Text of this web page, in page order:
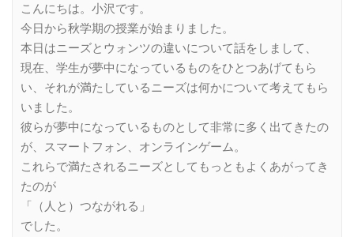
こんにちは。小沢です。
今日から秋学期の授業が始まりました。
本日はニーズとウォンツの違いについて話をしまして、
現在、学生が夢中になっているものをひとつあげてもら
い、それが満たしているニーズは何かについて考えてもら
いました。
彼らが夢中になっているものとして非常に多く出てきたの
が、スマートフォン、オンラインゲーム。
これらで満たされるニーズとしてもっともよくあがってき
たのが
「（人と）つながれる」
でした。